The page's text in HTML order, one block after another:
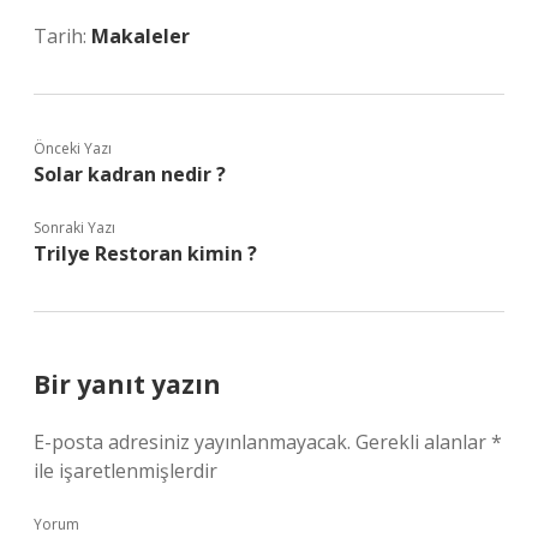
Tarih: Makaleler
Önceki Yazı
Solar kadran nedir ?
Sonraki Yazı
Trilye Restoran kimin ?
Bir yanıt yazın
E-posta adresiniz yayınlanmayacak. Gerekli alanlar*
ile işaretlenmişlerdir
Yorum